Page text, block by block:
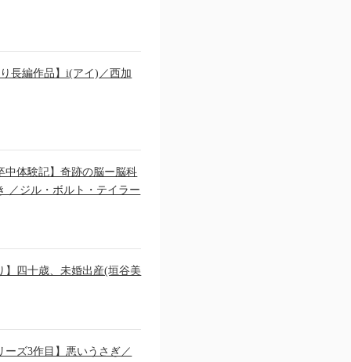
長編作品】i(アイ)／西加
中体験記】奇跡の脳ー脳科
／ジル・ボルト・テイラー
】四十歳、未婚出産(垣谷美
ーズ3作目】悪いうさぎ／